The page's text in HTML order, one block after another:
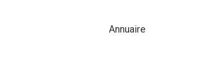
Annuaire